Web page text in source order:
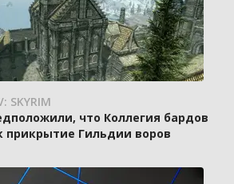
SKYRIM
что Коллегия бардов
прикрытие Гильдии воров